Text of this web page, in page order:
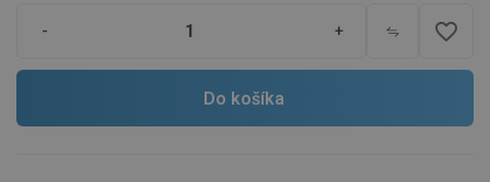
- + favorite_border
Do košíka